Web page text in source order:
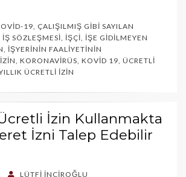
19
ÇALIŞILMIŞ GIBI SAYILAN
İŞ SÖZLEŞMESI İŞÇI İŞE GIDILMEYEN
İŞYERININ FAALIYETININ
İZIN KORONAVIRÜS KOVID 19 ÜCRETLI
ÜCRETLI İZIN
Ücretli İzin Kullanmakta
İzni Talep Edebilir
LÜTFI İNCIROĞLU